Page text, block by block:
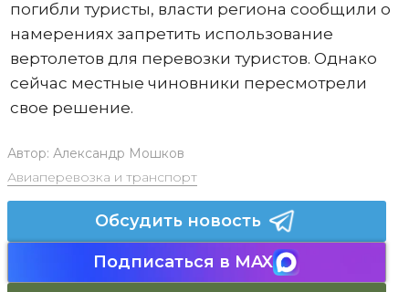
погибли туристы, власти региона сообщили о
намерениях запретить использование
вертолетов для перевозки туристов. Однако
сейчас местные чиновники пересмотрели
свое решение.
Автор: Александр Мошков
Авиаперевозка и транспорт
Обсудить новость
Подписаться в MAX